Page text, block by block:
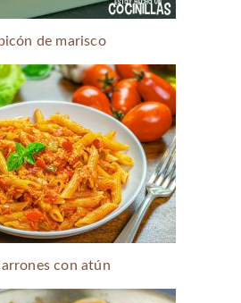
de marisco
con atún